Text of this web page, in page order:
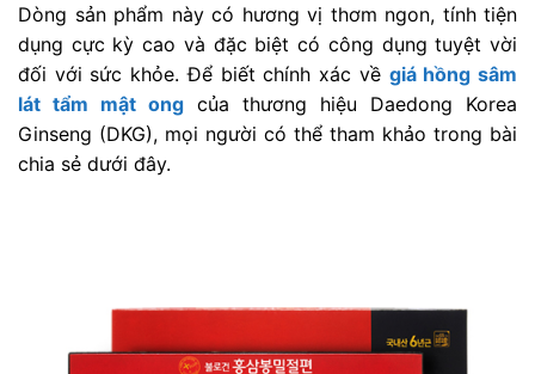
Dòng sản phẩm này có hương vị thơm ngon, tính tiện
dụng cực kỳ cao và đặc biệt có công dụng tuyệt vời
đối với sức khỏe. Để biết chính xác về giá hồng sâm
lát tẩm mật ong của thương hiệu Daedong Korea
Ginseng (DKG), mọi người có thể tham khảo trong bài
chia sẻ dưới đây.